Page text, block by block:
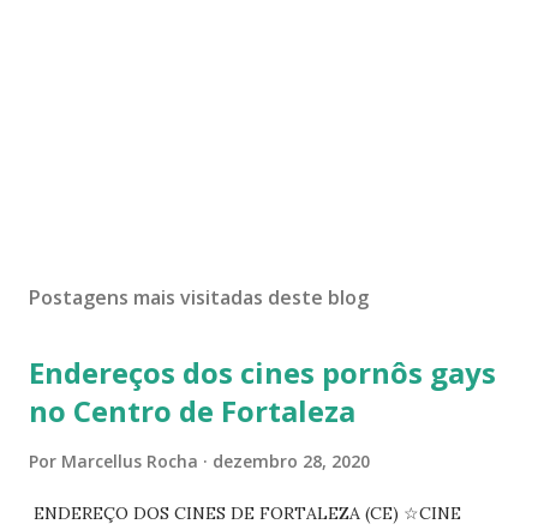
Postagens mais visitadas deste blog
Endereços dos cines pornôs gays
no Centro de Fortaleza
Por Marcellus Rocha dezembro 28, 2020
ENDEREÇO DOS CINES DE FORTALEZA (CE) ☆CINE